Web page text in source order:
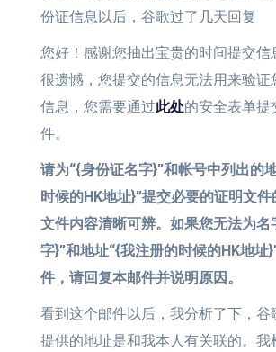
份证信息以后，谷歌过了几天回复
您好！感谢您抽出宝贵的时间提交信
很遗憾，您提交的信息无法用来验证
信息，您需要通过此处的安全表单提
件。
请为“{身份证名字}”和帐号中列出的
时候的HK地址}”提交必要的证明文
文件内容清晰可辨。如果您无法为名
字}”和地址“{我注册的时候的HK地址
件，请回复本邮件并说明原因。
看到这个邮件以后，我分析了下，谷
提供的地址是和我本人有关联的。我